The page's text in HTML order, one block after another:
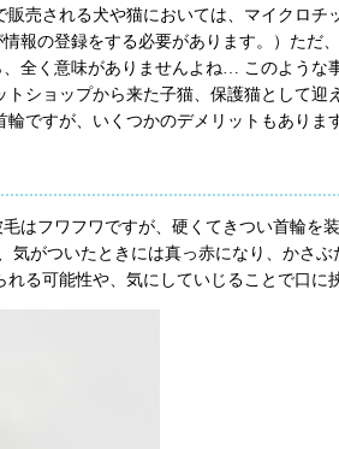
売される犬や猫においては、マイクロ
の登録をする必要があります。）た
全く意味がありませんよね… このよう
ショップから来た子猫、保護猫として
ですが、いくつかのデメリットもあります
はフワフワですが、硬くてきつい首輪
がついたときには真っ赤になり、か
る可能性や、気にしていじることで口に